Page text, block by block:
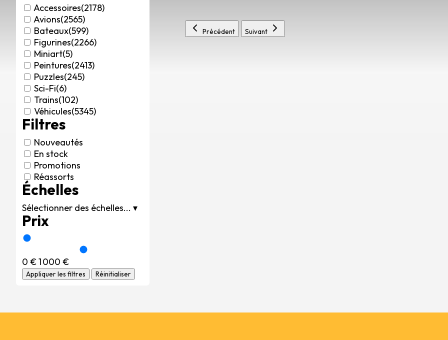
Accessoires(2178)
Avions(2565)
Bateaux(599)
Figurines(2266)
Miniart(5)
Peintures(2413)
Puzzles(245)
Sci-Fi(6)
Trains(102)
Véhicules(5345)
Filtres
Nouveautés
En stock
Promotions
Réassorts
Échelles
Sélectionner des échelles... ▾
Prix
0 €1 000 €
Appliquer les filtres Réinitialiser
Précédent Suivant